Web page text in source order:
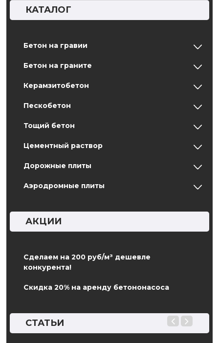
КАТАЛОГ
Бетон на гравии
Бетон на граните
Керамзитобетон
Пескобетон
Тощий бетон
Цементный раствор
Дорожные плиты
Аэродромные плиты
АКЦИИ
Сделаем на 200 руб/м³ дешевле
конкурента!
Скидка 20% на аренду бетононасоса
СТАТЬИ